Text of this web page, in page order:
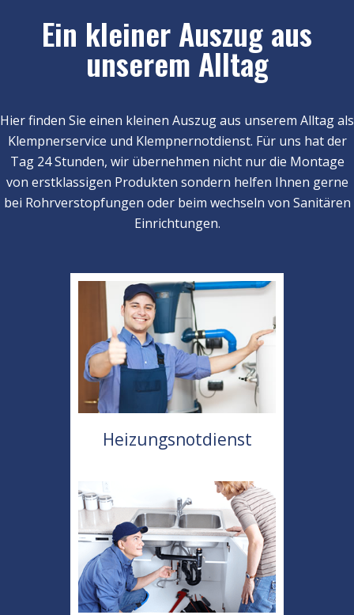
Ein kleiner Auszug aus
unserem Alltag
Hier finden Sie einen kleinen Auszug aus unserem Alltag als
Klempnerservice und Klempnernotdienst. Für uns hat der
Tag 24 Stunden, wir übernehmen nicht nur die Montage
von erstklassigen Produkten sondern helfen Ihnen gerne
bei Rohrverstopfungen oder beim wechseln von Sanitären
Einrichtungen.
Heizungsnotdienst